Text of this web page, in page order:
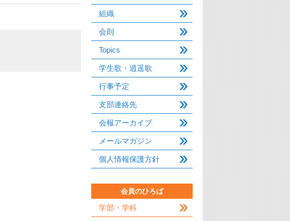
組織
会則
Topics
学生歌・逍遥歌
行事予定
支部連絡先
会報アーカイブ
メールマガジン
個人情報保護方針
会員のひろば
学部・学科